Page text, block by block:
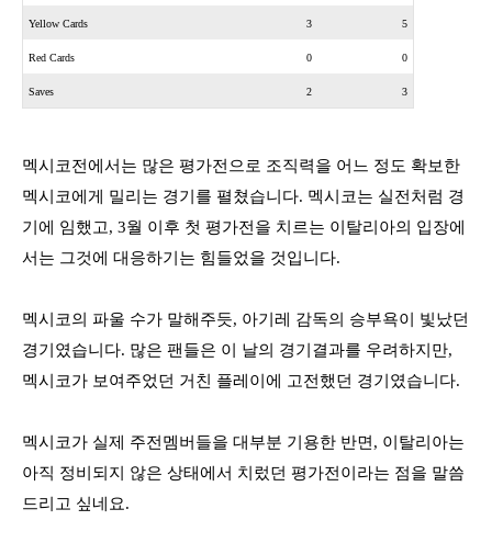
Yellow Cards 3 5
Red Cards 0 0
Saves 2 3
멕시코전에서는 많은 평가전으로 조직력을 어느 정도 확보한
멕시코에게 밀리는 경기를 펼쳤습니다. 멕시코는 실전처럼 경
기에 임했고, 3월 이후 첫 평가전을 치르는 이탈리아의 입장에
서는 그것에 대응하기는 힘들었을 것입니다.
멕시코의 파울 수가 말해주듯, 아기레 감독의 승부욕이 빛났던
경기였습니다. 많은 팬들은 이 날의 경기결과를 우려하지만,
멕시코가 보여주었던 거친 플레이에 고전했던 경기였습니다.
멕시코가 실제 주전멤버들을 대부분 기용한 반면 , 이탈리아는
아직 정비되지 않은 상태에서 치렀던 평가전이라는 점을 말씀
드리고 싶네요.